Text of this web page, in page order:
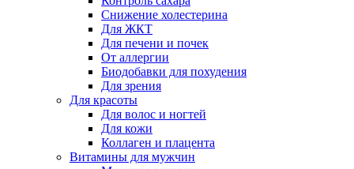
Снижение холестерина
Для ЖКТ
Для печени и почек
От аллергии
Биодобавки для похудения
Для зрения
Для красоты
Для волос и ногтей
Для кожи
Коллаген и плацента
Витамины для мужчин